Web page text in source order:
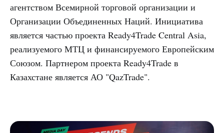
агентством Всемирной торговой организации и
Организации Объединенных Наций. Инициатива
является частью проекта Ready4Trade Central Asia,
реализуемого МТЦ и финансируемого Европейским
Союзом. Партнером проекта Ready4Trade в
Казахстане является АО "QazTrade".